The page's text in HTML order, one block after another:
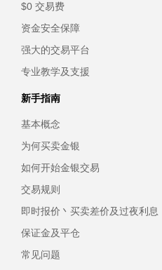
$0 交易费
资金安全保障
强大的交易平台
专业教学及支援
新手指南
基本概念
为何买卖金银
如何开始金银交易
交易规则
即时报价丶买卖差价及过夜利息
保证金及平仓
常见问题